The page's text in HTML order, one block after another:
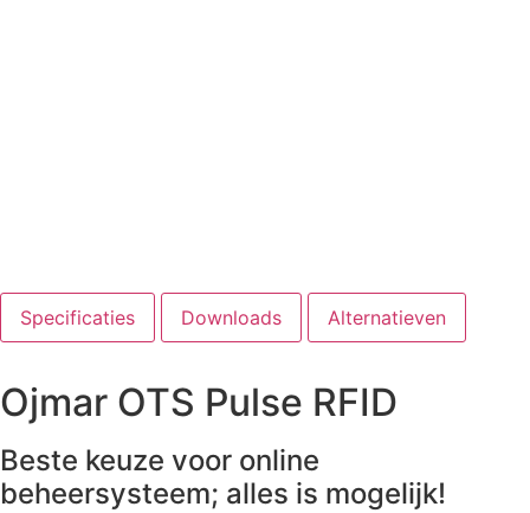
Specificaties Downloads Alternatieven
Ojmar OTS Pulse RFID
Beste keuze voor online
beheersysteem; alles is mogelijk!